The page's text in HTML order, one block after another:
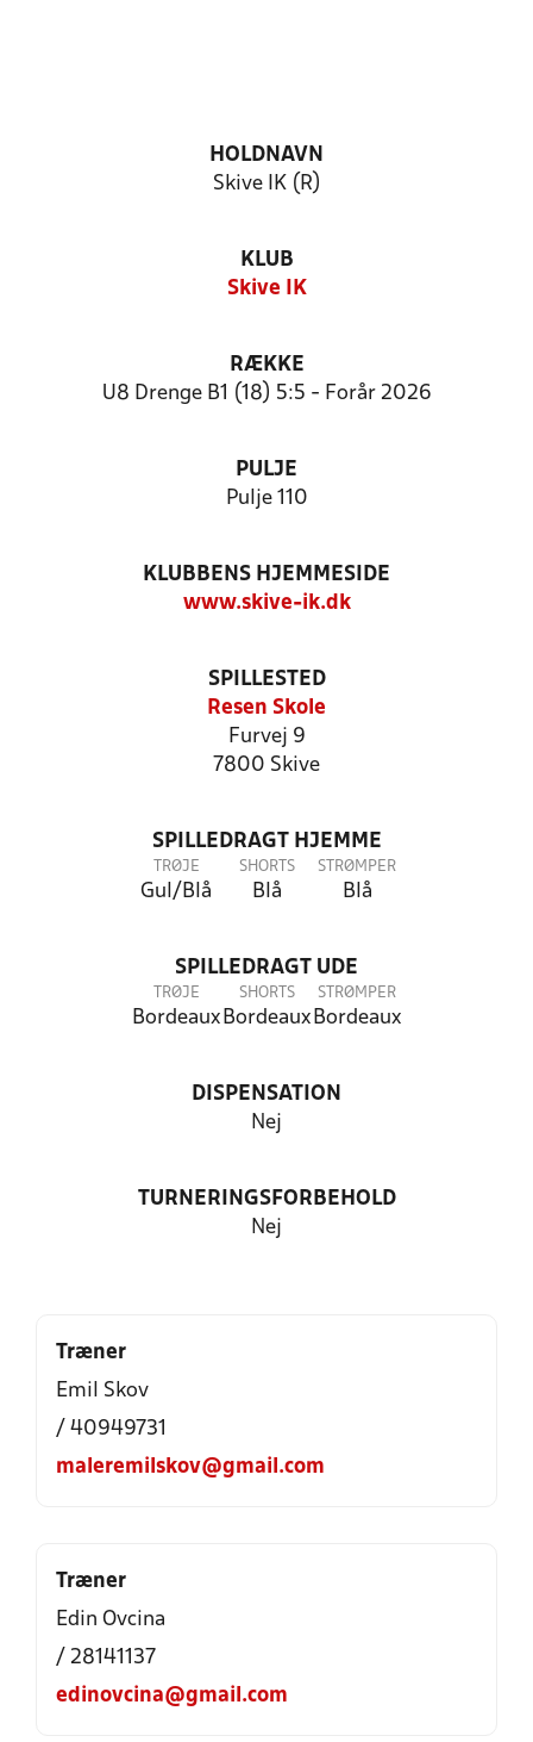
HOLDNAVN
Skive IK (R)
KLUB
Skive IK
RÆKKE
U8 Drenge B1 (18) 5:5 - Forår 2026
PULJE
Pulje 110
KLUBBENS HJEMMESIDE
www.skive-ik.dk
SPILLESTED
Resen Skole
Furvej 9
7800 Skive
SPILLEDRAGT HJEMME
TRØJE
Gul/Blå
SHORTS
Blå
STRØMPER
Blå
SPILLEDRAGT UDE
TRØJE
Bordeaux
SHORTS
Bordeaux
STRØMPER
Bordeaux
DISPENSATION
Nej
TURNERINGSFORBEHOLD
Nej
Træner
Emil Skov
/ 40949731
maleremilskov@gmail.com
Træner
Edin Ovcina
/ 28141137
edinovcina@gmail.com